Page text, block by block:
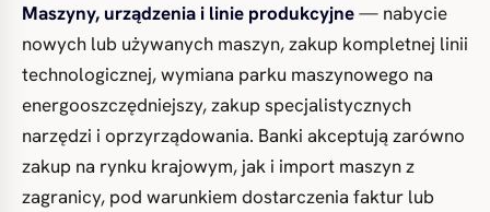
Maszyny, urządzenia i linie produkcyjne— nabycie
nowych lub używanych maszyn, zakup kompletnej linii
technologicznej, wymiana parku maszynowego na
energooszczędniejszy, zakup specjalistycznych
narzędzi i oprzyrządowania. Banki akceptują zarówno
zakup na rynku krajowym, jak i import maszyn z
zagranicy, pod warunkiem dostarczenia faktur lub